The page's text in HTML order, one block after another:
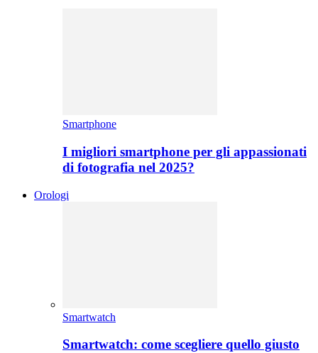
Smartphone
I migliori smartphone per gli appassionati
di fotografia nel 2025?
Orologi
Smartwatch
Smartwatch: come scegliere quello giusto